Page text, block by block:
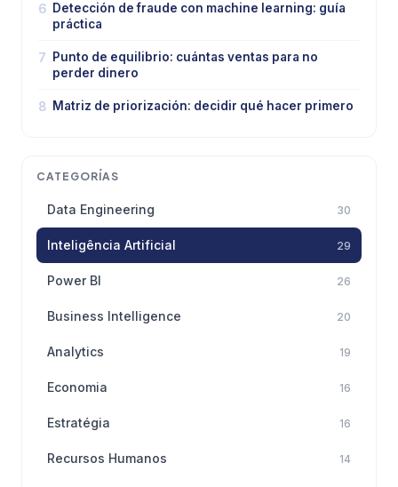
6 Detección de fraude con machine learning: guía
práctica
7
Punto de equilibrio: cuántas ventas para no
perder dinero
8 Matriz de priorización: decidir qué hacer primero
CATEGORÍAS
Data Engineering 30
Inteligência Artificial 29
Power BI 26
Business Intelligence 20
Analytics 19
Economia 16
Estratégia 16
Recursos Humanos 14